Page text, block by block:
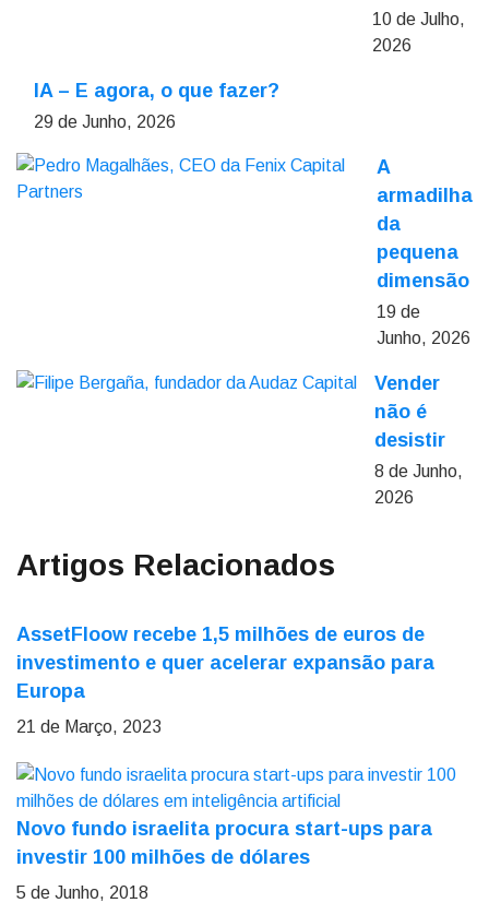
10 de Julho,
2026
IA – E agora, o que fazer?
29 de Junho, 2026
A
armadilha
da
pequena
dimensão
19 de
Junho, 2026
Vender
não é
desistir
8 de Junho,
2026
Artigos Relacionados
AssetFloow recebe 1,5 milhões de euros de
investimento e quer acelerar expansão para
Europa
21 de Março, 2023
Novo fundo israelita procura start-ups para
investir 100 milhões de dólares
5 de Junho, 2018